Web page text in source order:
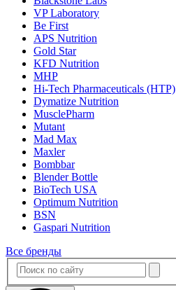
VP Laboratory
Be First
APS Nutrition
Gold Star
KFD Nutrition
MHP
Hi-Tech Pharmaceuticals (HTP)
Dymatize Nutrition
MusclePharm
Mutant
Mad Max
Maxler
Bombbar
Blender Bottle
BioTech USA
Optimum Nutrition
BSN
Gaspari Nutrition
Все бренды